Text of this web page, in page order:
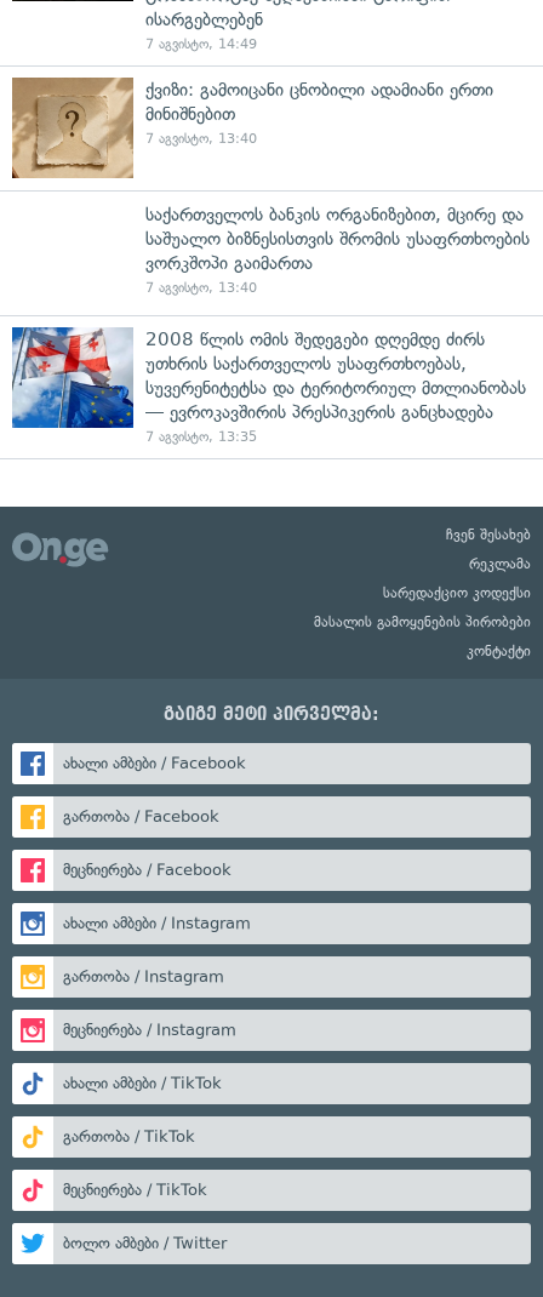
ისარგებლებენ
7 აგვისტო, 14:49
ქვიზი: გამოიცანი ცნობილი ადამიანი ერთი
მინიშნებით
7 აგვისტო, 13:40
საქართველოს ბანკის ორგანიზებით, მცირე და
საშუალო ბიზნესისთვის შრომის უსაფრთხოების
ვორკშოპი გაიმართა
7 აგვისტო, 13:40
2008 წლის ომის შედეგები დღემდე ძირს
უთხრის საქართველოს უსაფრთხოებას,
სუვერენიტეტსა და ტერიტორიულ მთლიანობას
— ევროკავშირის პრესპიკერის განცხადება
7 აგვისტო, 13:35
ჩვენ შესახებ
რეკლამა
სარედაქციო კოდექსი
მასალის გამოყენების პირობები
კონტაქტი
გაიგე მეტი პირველმა:
ახალი ამბები / Facebook
გართობა / Facebook
მეცნიერება / Facebook
ახალი ამბები / Instagram
გართობა / Instagram
მეცნიერება / Instagram
ახალი ამბები / TikTok
გართობა / TikTok
მეცნიერება / TikTok
ბოლო ამბები / Twitter